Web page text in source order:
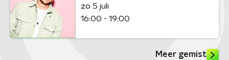
zo 5 juli
16:00 - 19:00
Meer gemist